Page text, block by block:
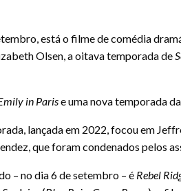
está o filme de comédia
Olsen, a oitava temporada de
in Parise uma nova temporada
lançada em 2022, focou em
que foram condenados pelos
– no dia 6 de setembro – é Rebel